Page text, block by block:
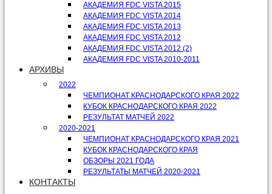
АКАДЕМИЯ FDC VISTA 2015
АКАДЕМИЯ FDC VISTA 2014
АКАДЕМИЯ FDC VISTA 2013
АКАДЕМИЯ FDC VISTA 2012
АКАДЕМИЯ FDC VISTA 2012 (2)
АКАДЕМИЯ FDC VISTA 2010-2011
АРХИВЫ
2022
ЧЕМПИОНАТ КРАСНОДАРСКОГО КРАЯ 2022
КУБОК КРАСНОДАРСКОГО КРАЯ 2022
РЕЗУЛЬТАТ МАТЧЕЙ 2022
2020-2021
ЧЕМПИОНАТ КРАСНОДАРСКОГО КРАЯ 2021
КУБОК КРАСНОДАРСКОГО КРАЯ
ОБЗОРЫ 2021 ГОДА
РЕЗУЛЬТАТЫ МАТЧЕЙ 2020-2021
КОНТАКТЫ